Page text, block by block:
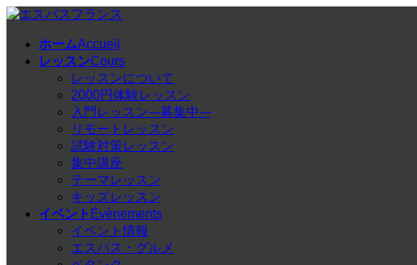
コ
ナ
ホームAccueil
レッスンCours
レッスンについて
2000円体験レッスン
入門レッスン---募集中---
リモートレッスン
試験対策レッスン
集中講座
テーマレッスン
キッズレッスン
イベント Évènements
イベント情報
エスパス・グルメ